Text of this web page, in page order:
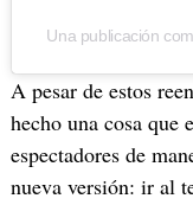
Una publicación
A pesar de estos
hecho una cosa que
espectadores de
nueva versión: ir al